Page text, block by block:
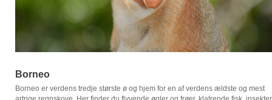
Borneo
Borneo er verdens tredje største ø og hjem for en af verdens ældste og mest